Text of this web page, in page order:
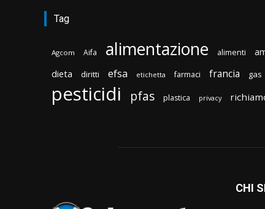
Tag
Agcom Aifa alimentazione alimenti
dieta diritti efsa etichetta farmaci francia gas
pesticidi pfas plastica privacy
CHI